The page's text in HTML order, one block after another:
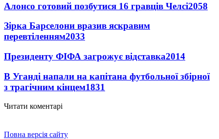
Алонсо готовий позбутися 16 гравців Челсі2058
Зірка Барселони вразив яскравим
перевтіленням2033
Президенту ФІФА загрожує відставка2014
В Уганді напали на капітана футбольної збірної
з трагічним кінцем1831
Читати коментарі
Повна версія сайту